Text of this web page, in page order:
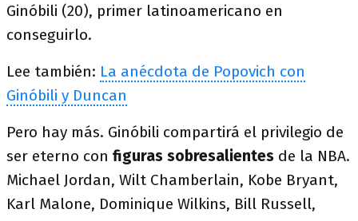
Ginóbili (20), primer latinoamericano en
conseguirlo.
Lee también: La anécdota de Popovich con
Ginóbili y Duncan
Pero hay más. Ginóbili compartirá el privilegio de
ser eterno con figuras sobresalientes de la NBA.
Michael Jordan, Wilt Chamberlain, Kobe Bryant,
Karl Malone, Dominique Wilkins, Bill Russell,